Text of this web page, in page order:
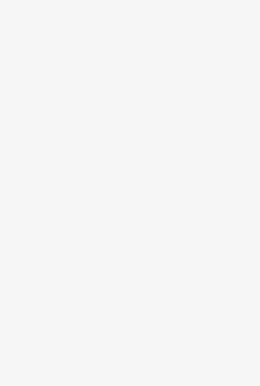
erikoislääkäri